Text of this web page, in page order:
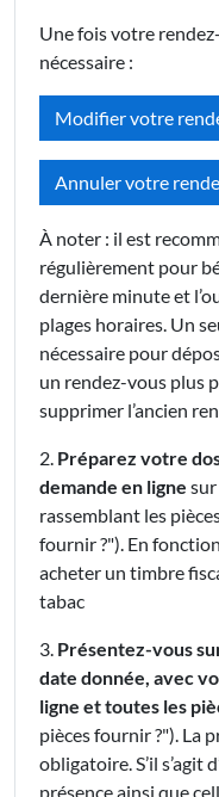
Une fois votre
nécessaire :
Modifier votre
Annuler votre
À noter : il est
régulièrement pour
dernière minute et
plages horaires. Un
nécessaire pour
un rendez-vous plus
supprimer l’ancien
2. Préparez votre
demande en ligne
rassemblant les
fournir ?"). En
acheter un timbre
tabac
3. Présentez-vous
date donnée, avec
ligne et toutes les
pièces fournir ?"). La
obligatoire. S’il s’agit
présence ainsi que